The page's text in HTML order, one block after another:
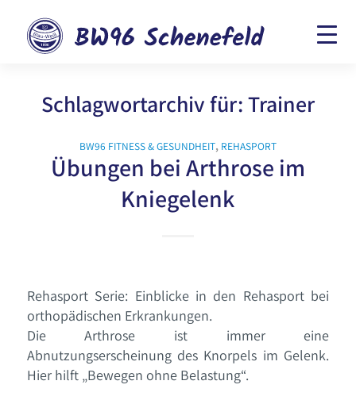
Schlagwortarchiv für:Trainer
BW96 FITNESS & GESUNDHEIT, REHASPORT
Übungen bei Arthrose im
Kniegelenk
Rehasport Serie: Einblicke in den Rehasport bei
orthopädischen Erkrankungen.
Die Arthrose ist immer eine
Abnutzungserscheinung des Knorpels im Gelenk.
Hier hilft „Bewegen ohne Belastung“.